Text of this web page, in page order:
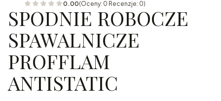
0.00(Oceny: 0 Recenzje: 0)
SPODNIE ROBOCZE
SPAWALNICZE
PROFFLAM
ANTISTATIC